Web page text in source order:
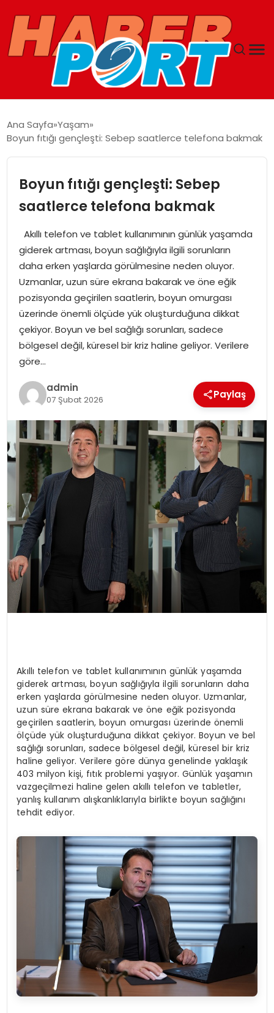
GUNCEL
YAŞAM
SAĞLIK
SPOR
EĞITIM
OTOMOBIL
TEKNOLOJI
EKONOMI
Ana Sayfa Yaşam
Boyun fıtığı gençleşti: Sebep saatlerce telefona bakmak
Boyun fıtığı gençleşti: Sebep
saatlerce telefona bakmak
Akıllı telefon ve tablet kullanımının günlük yaşamda
giderek artması, boyun sağlığıyla ilgili sorunların
daha erken yaşlarda görülmesine neden oluyor.
Uzmanlar, uzun süre ekrana bakarak ve öne eğik
pozisyonda geçirilen saatlerin, boyun omurgası
üzerinde önemli ölçüde yük oluşturduğuna dikkat
çekiyor. Boyun ve bel sağlığı sorunları, sadece
bölgesel değil, küresel bir kriz haline geliyor. Verilere
göre…
admin
07 Şubat 2026 Paylaş
Akıllı telefon ve tablet kullanımının günlük yaşamda
giderek artması, boyun sağlığıyla ilgili sorunların daha
erken yaşlarda görülmesine neden oluyor. Uzmanlar,
uzun süre ekrana bakarak ve öne eğik pozisyonda
geçirilen saatlerin, boyun omurgası üzerinde önemli
ölçüde yük oluşturduğuna dikkat çekiyor. Boyun ve bel
sağlığı sorunları, sadece bölgesel değil, küresel bir kriz
haline geliyor. Verilere göre dünya genelinde yaklaşık
403 milyon kişi, fıtık problemi yaşıyor. Günlük yaşamın
vazgeçilmezi haline gelen akıllı telefon ve tabletler,
yanlış kullanım alışkanlıklarıyla birlikte boyun sağlığını
tehdit ediyor.